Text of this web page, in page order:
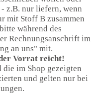
z.B. nur liefern, wenn
mit Stoff B zusammen
während des
Rechnungsanschrift im
an uns" mit.
Vorrat reicht!
im Shop gezeigten
und gelten nur bei